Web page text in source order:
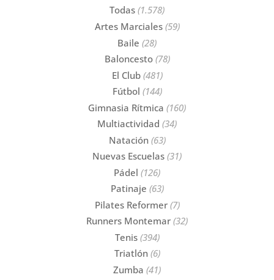
Todas (1.578)
Artes Marciales(59)
Baile (28)
Baloncesto(78)
El Club(481)
Fútbol (144)
Gimnasia Rítmica (160)
Multiactividad (34)
Natación(63)
Nuevas Escuelas (31)
Pádel (126)
Patinaje (63)
Pilates Reformer(7)
Runners Montemar (32)
Tenis(394)
Triatlón(6)
Zumba (41)